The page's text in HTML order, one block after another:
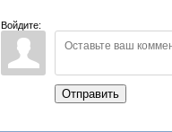
Войдите:
Отправить